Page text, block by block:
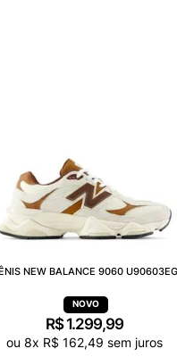
NEW BALANCE 9060 U90603EG
R$1.299,99
ou8x R$ 162,49 sem juros